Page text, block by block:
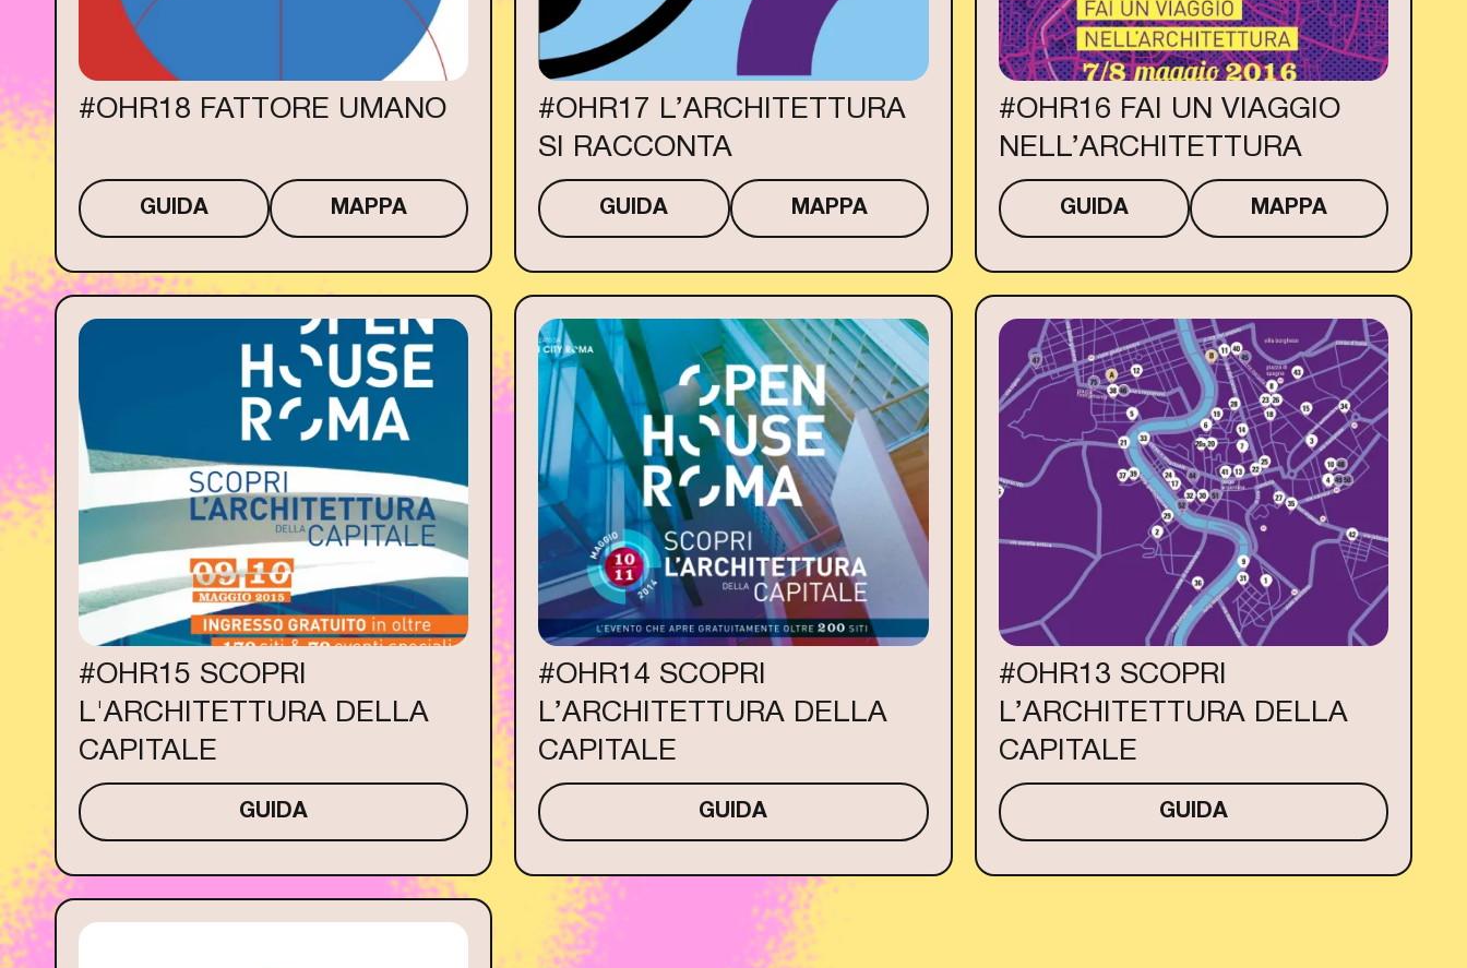
#OHR18 FATTORE UMANO
GUIDA MAPPA
#OHR17 L’ARCHITETTURA
SI RACCONTA
GUIDA MAPPA
#OHR16 FAI UN VIAGGIO
NELL’ARCHITETTURA
GUIDA MAPPA
#OHR15 SCOPRI
L'ARCHITETTURA DELLA
CAPITALE
GUIDA
#OHR14 SCOPRI
L’ARCHITETTURA DELLA
CAPITALE
GUIDA
#OHR13 SCOPRI
L’ARCHITETTURA DELLA
CAPITALE
GUIDA